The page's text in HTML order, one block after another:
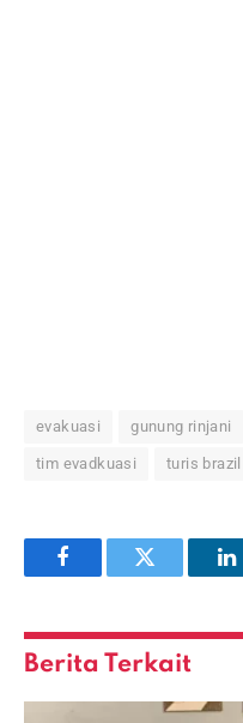
evakuasi gunung rinjani
tim evadkuasi turis brazil
FacebookTwitter
Berita Terkait